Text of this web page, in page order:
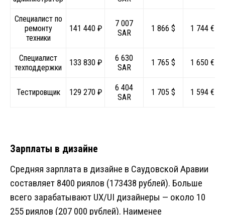
Специалист по
ремонту
техники
141 440 ₽
7 007
SAR
1 866 $ 1 744 €
Специалист
техподдержки
133 830 ₽
6 630
SAR
1 765 $ 1 650 €
Тестировщик 129 270 ₽
6 404
SAR
1 705 $ 1 594 €
Зарплаты в дизайне
Средняя зарплата в дизайне в Саудовской Аравии
составляет 8400 риялов (173438 рублей). Больше
всего зарабатывают UX/UI дизайнеры — около 10
255 риялов (207 000 рублей). Наименее